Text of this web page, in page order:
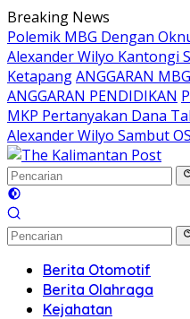
Langsung
ke
konten
Breaking News
Polemik MBG Dengan
Alexander Wilyo Kantongi
KetapangANGGARAN
ANGGARAN PENDIDIKAN
MKP Pertanyakan Dana
Alexander Wilyo Sambut
Berita Otomotif
Berita Olahraga
Kejahatan